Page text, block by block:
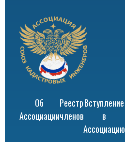
Об
Ассоциации
Реестр
членов
Вступление
в
Ассоциацию